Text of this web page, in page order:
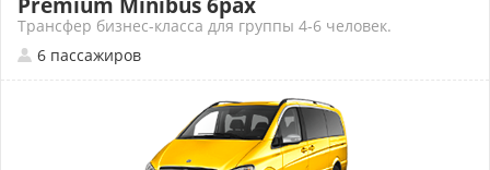
Трансфер бизнес-класса для группы 4-6 человек.
6 пассажиров